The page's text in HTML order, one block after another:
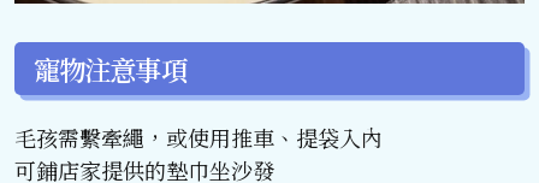
寵物注意事項
毛孩需繫牽繩，或使用推車、提袋入內
可鋪店家提供的墊巾坐沙發